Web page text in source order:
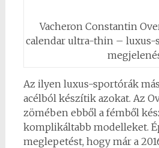
Vacheron Constantin
calendar ultra-thin – luxus-
Az ilyen luxus-sportórák
acélból készítik azokat. Az
zömében ebből a fémből
komplikáltabb modelleket.
meglepetést, hogy már a